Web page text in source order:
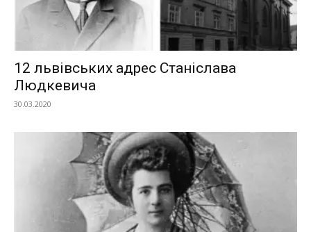
12 львівських адрес Станіслава
Людкевича
30.03.2020